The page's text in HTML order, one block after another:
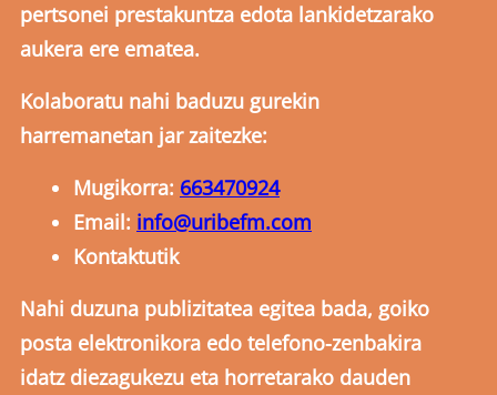
pertsonei prestakuntza edota lankidetzarako
aukera ere ematea.
Kolaboratu nahi baduzu gurekin
harremanetan jar zaitezke:
Mugikorra: 663470924
Email: info@uribefm.com
Kontaktutik
Nahi duzuna publizitatea egitea bada, goiko
posta elektronikora edo telefono-zenbakira
idatz diezagukezu eta horretarako dauden